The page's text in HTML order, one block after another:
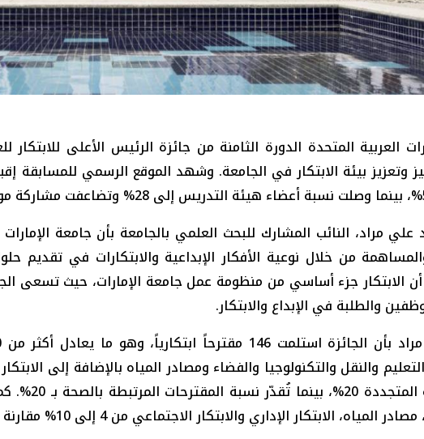
علي مراد، النائب المشارك للبحث العلمي بالجامعة بأن جامعة
من خلال نوعية الأفكار الإبداعية والابتكارات في تقديم
الابتكار جزء أساسي من منظومة عمل جامعة الإمارات، حيث تسعى
والطلبة في الإبداع والابتكار.
والنقل والتكنولوجيا والفضاء ومصادر المياه بالإضافة إلى
الصلة
الابتكار الإداري والابتكار الاجتماعي من 4 إلى 10% مقارنة بالعام الماضي لكل قطاع.